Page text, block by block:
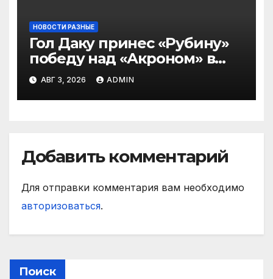
НОВОСТИ РАЗНЫЕ
Гол Даку принес «Рубину»
победу над «Акроном» в
матче РПЛ
АВГ 3, 2026 ADMIN
Добавить комментарий
Для отправки комментария вам необходимо
авторизоваться.
Поиск